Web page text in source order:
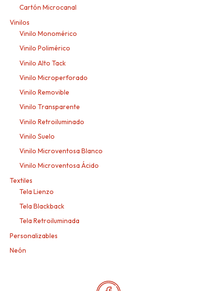
Cartón Microcanal
Vinilos
Vinilo Monomérico
Vinilo Polimérico
Vinilo Alto Tack
Vinilo Microperforado
Vinilo Removible
Vinilo Transparente
Vinilo Retroiluminado
Vinilo Suelo
Vinilo Microventosa Blanco
Vinilo Microventosa Ácido
Textiles
Tela Lienzo
Tela Blackback
Tela Retroiluminada
Personalizables
Neón